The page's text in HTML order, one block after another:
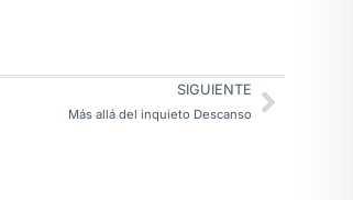
SIGUIENTE
Más allá del inquieto Descanso